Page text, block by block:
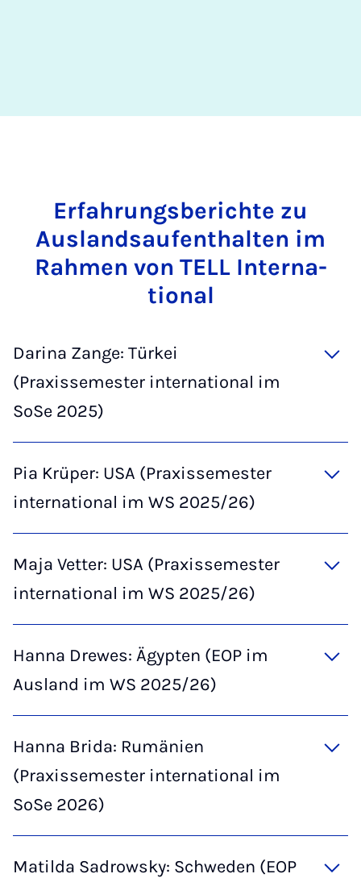
Er­fah­rungs­be­rich­te zu
Aus­lands­auf­ent­hal­ten im
Rah­men von TELL In­ter­na­
ti­o­nal
Darina Zange: Türkei
(Praxissemester international im
SoSe 2025)
Pia Krüper: USA (Praxissemester
international im WS 2025/26)
Maja Vetter: USA (Praxissemester
international im WS 2025/26)
Hanna Drewes: Ägypten (EOP im
Ausland im WS 2025/26)
Hanna Brida: Rumänien
(Praxissemester international im
SoSe 2026)
Matilda Sadrowsky: Schweden (EOP